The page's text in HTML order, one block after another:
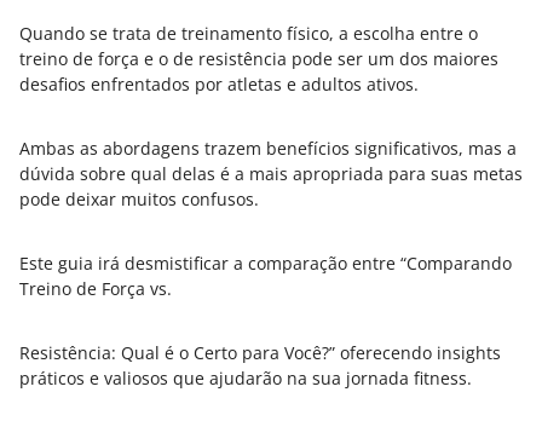
Quando se trata de treinamento físico, a escolha entre o
treino de força e o de resistência pode ser um dos maiores
desafios enfrentados por atletas e adultos ativos.
Ambas as abordagens trazem benefícios significativos, mas a
dúvida sobre qual delas é a mais apropriada para suas metas
pode deixar muitos confusos.
Este guia irá desmistificar a comparação entre “Comparando
Treino de Força vs.
Resistência: Qual é o Certo para Você?” oferecendo insights
práticos e valiosos que ajudarão na sua jornada fitness.